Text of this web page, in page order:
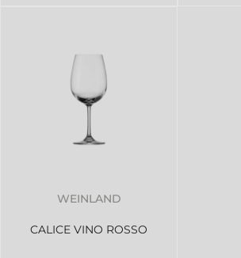
WEINLAND
CALICE VINO ROSSO